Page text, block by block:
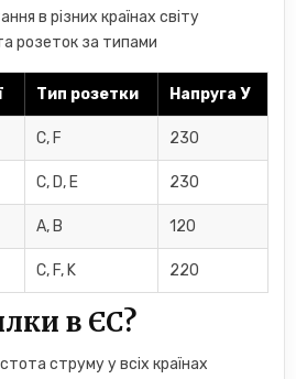
в різних країнах світу
розеток за типами
Тип розетки Напруга У
C, F 230
C, D, E 230
A, B 120
C, F, K 220
в ЄС?
струму у всіх країнах